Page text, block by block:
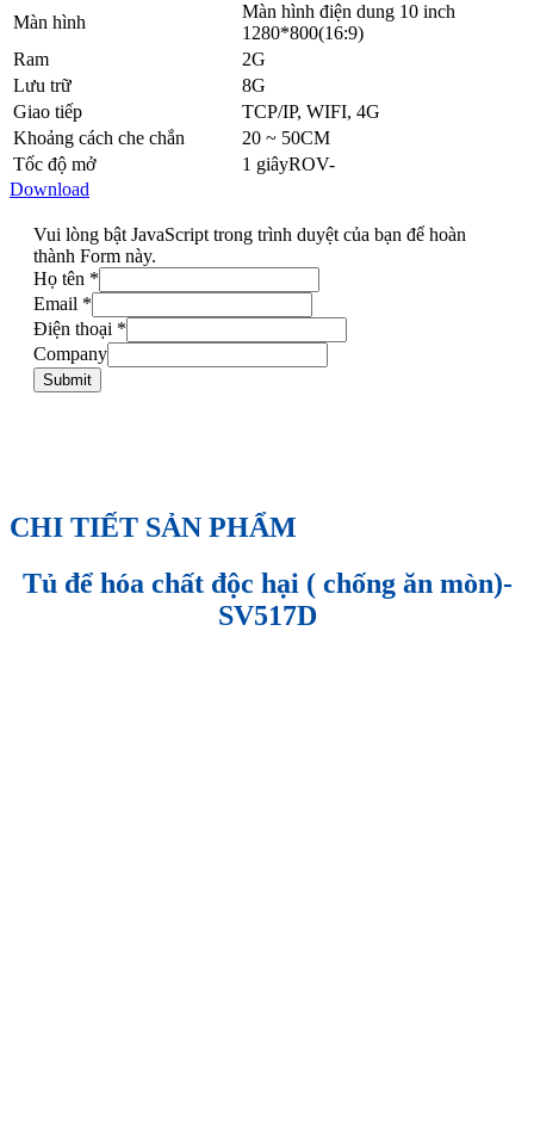
Màn hình
Màn hình điện dung 10 inch
1280*800(16:9)
Ram
2G
Lưu trữ
8G
Giao tiếp
TCP/IP, WIFI, 4G
Khoảng cách che chắn
20 ~ 50CM
Tốc độ mở
1 giâyROV-
Download
Vui lòng bật JavaScript trong trình duyệt của bạn để hoàn
thành Form này.
Họ tên *
Email *
Điện thoại *
Company
Submit
CHI TIẾT SẢN PHẨM
Tủ để hóa chất độc hại ( chống ăn mòn)-
SV517D